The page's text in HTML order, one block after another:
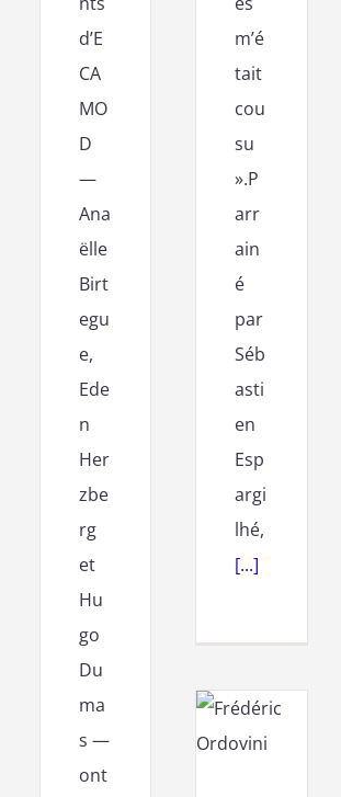
d’E
CA
MO
D
—
Ana
ëlle
Birt
egu
e,
Ede
n
Her
zbe
rg
et
Hu
go
Du
ma
s —
ont
m’é
tait
cou
su
».P
arr
ain
é
par
Séb
asti
en
Esp
argi
lhé,
[...]